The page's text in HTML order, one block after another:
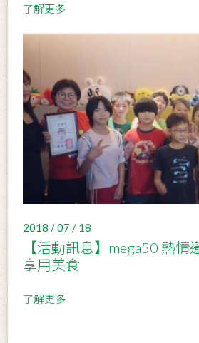
了解更多
2018 / 07 / 18
【活動訊息】mega50 熱情
享用美食
了解更多